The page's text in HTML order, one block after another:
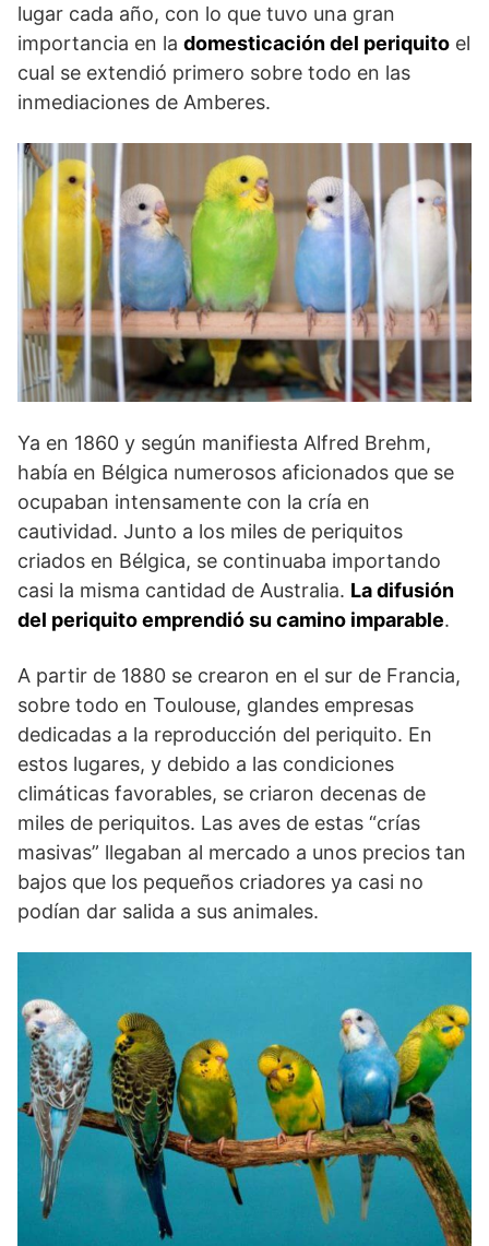
lugar cada año, con lo que tuvo una gran
importancia en la domesticación del periquito el
cual se extendió primero sobre todo en las
inmediaciones de Amberes.
Ya en 1860 y según manifiesta Alfred Brehm,
había en Bélgica numerosos aficionados que se
ocupaban intensamente con la cría en
cautividad. Junto a los miles de periquitos
criados en Bélgica, se continuaba importando
casi la misma cantidad de Australia. La difusión
del periquito emprendió su camino imparable.
A partir de 1880 se crearon en el sur de Francia,
sobre todo en Toulouse, glandes empresas
dedicadas a la reproducción del periquito. En
estos lugares, y debido a las condiciones
climáticas favorables, se criaron decenas de
miles de periquitos. Las aves de estas “crías
masivas” llegaban al mercado a unos precios tan
bajos que los pequeños criadores ya casi no
podían dar salida a sus animales.